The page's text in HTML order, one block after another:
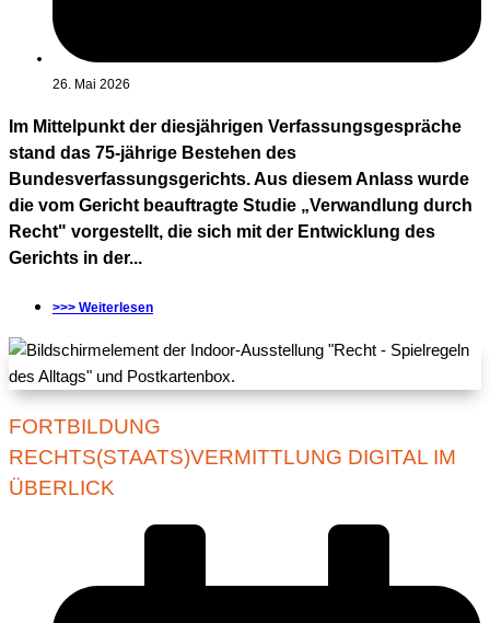
26. Mai 2026
Im Mittelpunkt der diesjährigen Verfassungsgespräche
stand das 75-jährige Bestehen des
Bundesverfassungsgerichts. Aus diesem Anlass wurde
die vom Gericht beauftragte Studie „Verwandlung durch
Recht" vorgestellt, die sich mit der Entwicklung des
Gerichts in der...
>>> Weiterlesen
FORTBILDUNG
RECHTS(STAATS)VERMITTLUNG DIGITAL IM
ÜBERLICK